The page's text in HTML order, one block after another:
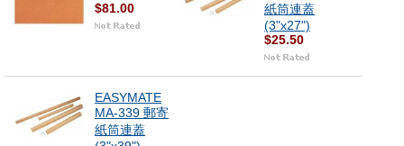
$81.00
紙筒連蓋
(3"x27")
$25.50
EASYMATE
MA-339 郵寄
紙筒連蓋